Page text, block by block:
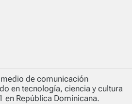
de comunicación
en tecnología, ciencia y cultura
en República Dominicana.